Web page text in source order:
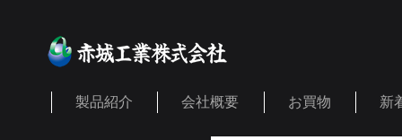
製品紹介 会社概要 お買物 新